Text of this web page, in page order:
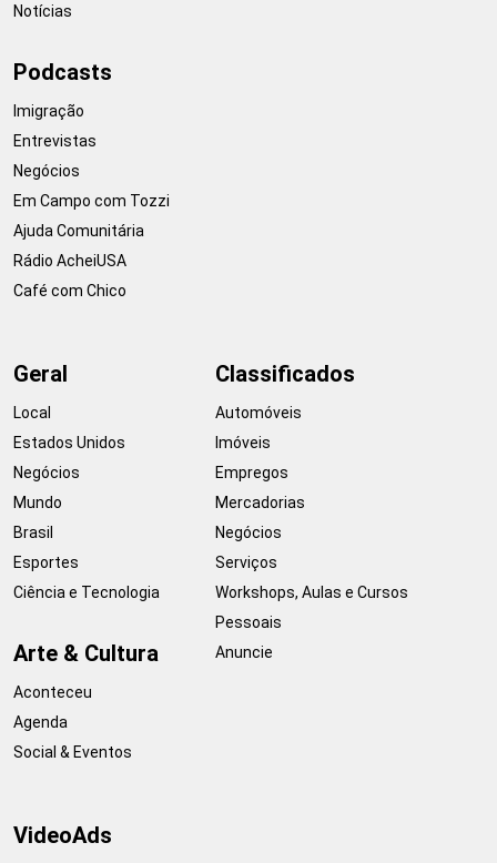
Notícias
Podcasts
Imigração
Entrevistas
Negócios
Em Campo com Tozzi
Ajuda Comunitária
Rádio AcheiUSA
Café com Chico
Geral
Local
Estados Unidos
Negócios
Mundo
Brasil
Esportes
Ciência e Tecnologia
Arte & Cultura
Aconteceu
Agenda
Social & Eventos
Classificados
Automóveis
Imóveis
Empregos
Mercadorias
Negócios
Serviços
Workshops, Aulas e Cursos
Pessoais
Anuncie
VideoAds